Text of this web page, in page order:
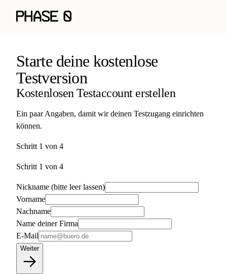
Starte deine kostenlose
Testversion
Kostenlosen Testaccount erstellen
Ein paar Angaben, damit wir deinen Testzugang einrichten
können.
Schritt 1 von 4
Schritt 1 von 4
Nickname (bitte leer lassen)
Vorname
Nachname
Name deiner Firma
E-Mail
Weiter